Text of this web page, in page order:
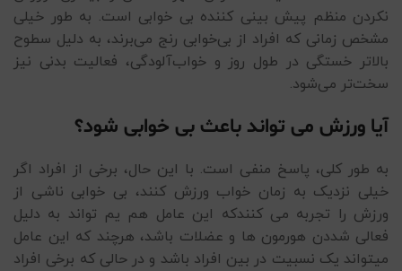
نکردن منظم پیش بینی کننده بی خوابی است. به طور خیلی
مشخص زمانی که افراد از بی‌خوابی رنج می‌برند، به دلیل سطوح
بالاتر خستگی در طول روز و خواب‌آلودگی، فعالیت بدنی نیز
سخت‌تر می‌شود.
آیا ورزش می تواند باعث بی خوابی شود؟
به طور کلی، پاسخ منفی است. با این حال، برخی از افراد اگر
خیلی نزدیک به زمان خواب ورزش کنند، بی خوابی ناشی از
ورزش را تجربه می کنندکه این عامل هم یم تواند به دلیل
فعالی شددن هورمون ها و عضلات باشد، هرچند که این عامل
میتواند یک نسبیت در بین افراد باشد و در حالی که برخی افراد